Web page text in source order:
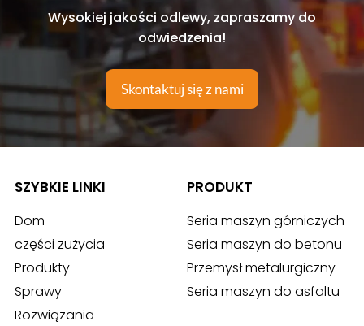
Wysokiej jakości odlewy, zapraszamy do
odwiedzenia!
Skontaktuj się z nami
SZYBKIE LINKI
Dom
części zużycia
Produkty
Sprawy
Rozwiązania
PRODUKT
Seria maszyn górniczych
Seria maszyn do betonu
Przemysł metalurgiczny
Seria maszyn do asfaltu